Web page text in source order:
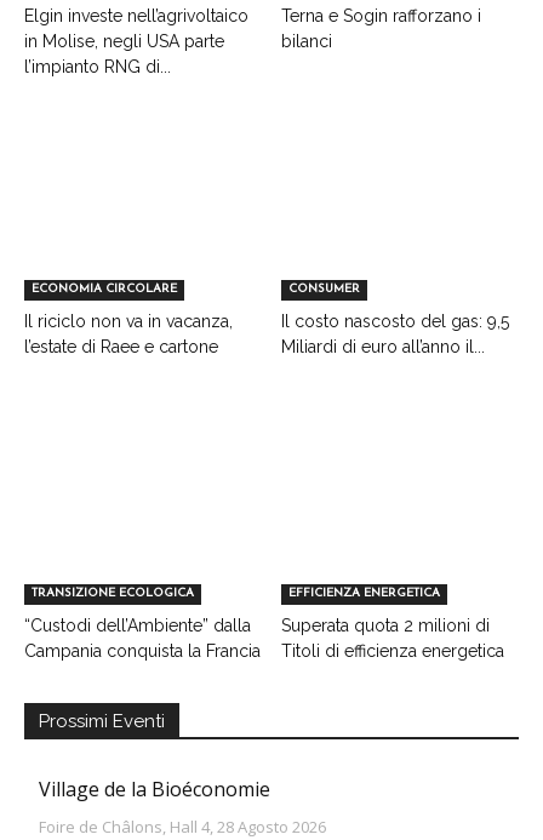
Elgin investe nell’agrivoltaico
in Molise, negli USA parte
l’impianto RNG di...
Terna e Sogin rafforzano i
bilanci
ECONOMIA CIRCOLARE
Il riciclo non va in vacanza,
l’estate di Raee e cartone
CONSUMER
Il costo nascosto del gas: 9,5
Miliardi di euro all’anno il...
TRANSIZIONE ECOLOGICA
“Custodi dell’Ambiente” dalla
Campania conquista la Francia
EFFICIENZA ENERGETICA
Superata quota 2 milioni di
Titoli di efficienza energetica
Prossimi Eventi
Village de la Bioéconomie
Foire de Châlons, Hall 4, 28 Agosto 2026